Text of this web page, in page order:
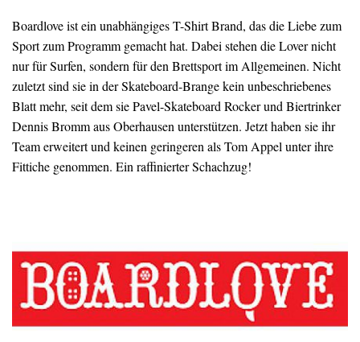
Boardlove ist ein unabhängiges T-Shirt Brand, das die Liebe zum
Sport zum Programm gemacht hat. Dabei stehen die Lover nicht
nur für Surfen, sondern für den Brettsport im Allgemeinen. Nicht
zuletzt sind sie in der Skateboard-Brange kein unbeschriebenes
Blatt mehr, seit dem sie Pavel-Skateboard Rocker und Biertrinker
Dennis Bromm aus Oberhausen unterstützen. Jetzt haben sie ihr
Team erweitert und keinen geringeren als Tom Appel unter ihre
Fittiche genommen. Ein raffinierter Schachzug!